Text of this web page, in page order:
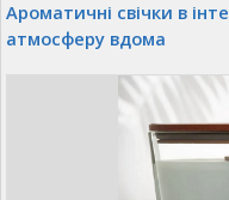
Ароматичні свічки в
атмосферу вдома